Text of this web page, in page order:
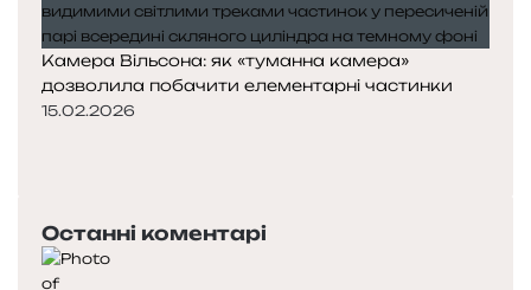
Камера Вільсона: як «туманна камера»
дозволила побачити елементарні частинки
15.02.2026
Останні коментарі